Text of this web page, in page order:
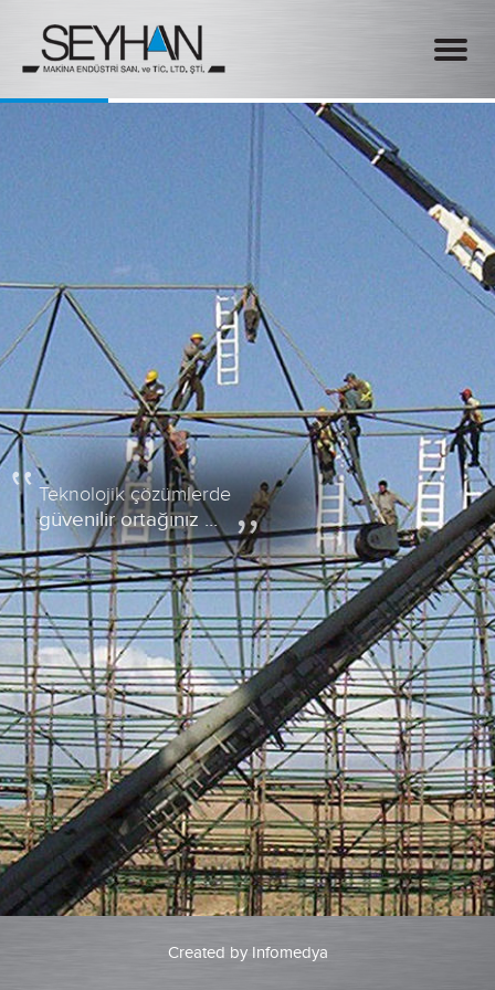
Teknolojik çözümlerde
güvenilir ortağınız ...
Created by Infomedya